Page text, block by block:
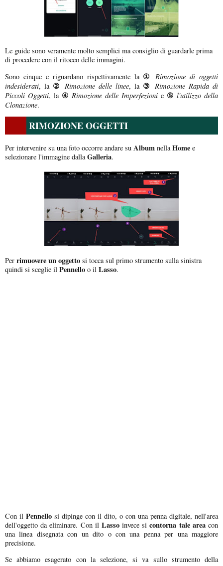
Le guide sono veramente molto semplici ma consiglio di guardarle prima
di procedere con il ritocco delle immagini.
Sono cinque e riguardano rispettivamente la ①
Rimozione di oggetti
indesiderati, la② Rimozione delle linee, la③ Rimozione Rapida di
Piccoli Oggetti, la ④ Rimozione delle Imperfezionie⑤ l'utilizzo della
Clonazione.
RIMOZIONE OGGETTI
Per intervenire su una foto occorre andare su Album nellaHome e
selezionare l'immagine dallaGalleria.
Per rimuovere un oggetto si tocca sul primo strumento sulla sinistra
quindi si sceglie il Pennello o il Lasso.
Con il Pennello si dipinge con il dito, o con una penna digitale, nell'area
dell'oggetto da eliminare. Con il Lassoinvece sicontorna tale areacon
una linea disegnata con un dito o con una penna per una maggiore
precisione.
Se abbiamo esagerato con la selezione, si va sullo strumento della